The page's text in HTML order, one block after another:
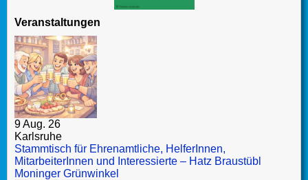
Veranstaltungen
9 Aug. 26
Karlsruhe
Stammtisch für Ehrenamtliche, HelferInnen,
MitarbeiterInnen und Interessierte – Hatz Braustübl
Moninger Grünwinkel